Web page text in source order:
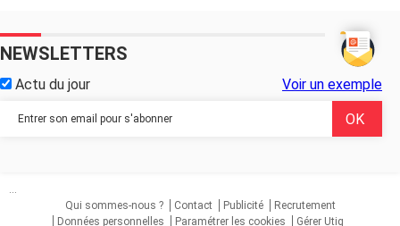
NEWSLETTERS
Actu du jour Voir un exemple
...
Qui sommes-nous ?
Contact Publicité
Recrutement
Données personnelles
Paramétrer les cookies Gérer Utiq